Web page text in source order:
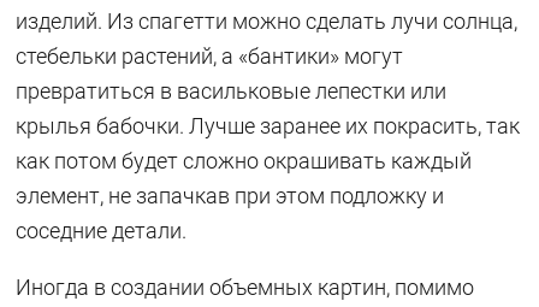
изделий. Из спагетти можно сделать лучи солнца,
стебельки растений, а «бантики» могут
превратиться в васильковые лепестки или
крылья бабочки. Лучше заранее их покрасить, так
как потом будет сложно окрашивать каждый
элемент, не запачкав при этом подложку и
соседние детали.
Иногда в создании объемных картин, помимо